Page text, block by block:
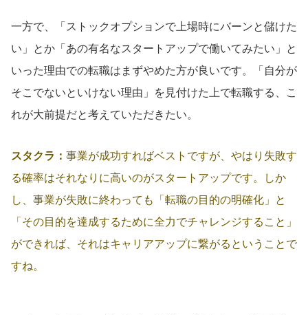
一方で、「ストックオプションで上場時にバーンと儲けた
い」とか「あの有名なスタートアップで働いてみたい」と
いった理由での転職はまずやめた方が良いです。「自分が
そこでないといけない理由」を見付けた上で転職する、こ
れが大前提だと考えていただきたい。
スタクラ： 事業が成功すればベストですが、やはり失敗す
る確率はそれなりに高いのがスタートアップです。しか
し、事業が失敗に終わっても「転職の目的の明確化」と
「その目的を達成するために全力でチャレンジすること」
ができれば、それはキャリアアップに繋がるということで
すね。